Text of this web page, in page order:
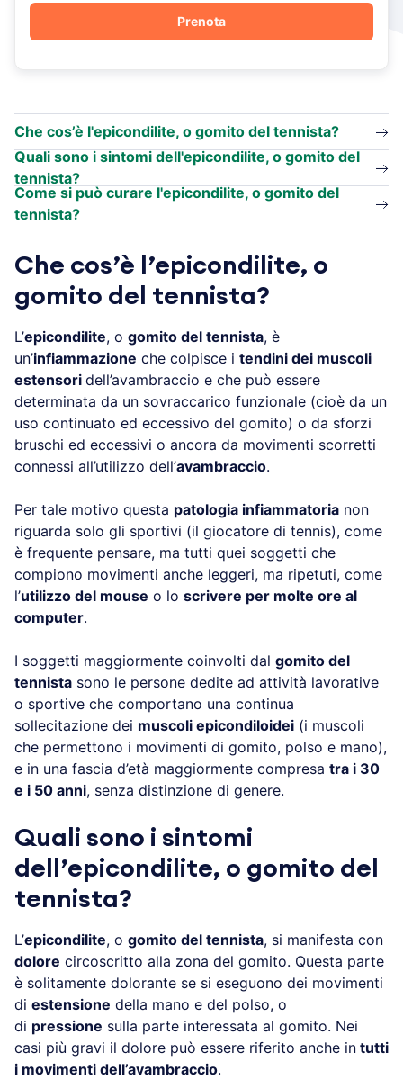
Che cos’è l'epicondilite, o gomito del tennista?
Quali sono i sintomi dell'epicondilite, o gomito del
tennista?
Come si può curare l'epicondilite, o gomito del
tennista?
Che cos’è l’epicondilite, o
gomito del tennista?
L’epicondilite, o gomito del tennista, è
un’infiammazione che colpisce i tendini dei muscoli
estensori dell’avambraccio e che può essere
determinata da un sovraccarico funzionale (cioè da un
uso continuato ed eccessivo del gomito) o da sforzi
bruschi ed eccessivi o ancora da movimenti scorretti
connessi all’utilizzo dell’avambraccio.
Per tale motivo questa patologia infiammatoria non
riguarda solo gli sportivi (il giocatore di tennis), come
è frequente pensare, ma tutti quei soggetti che
compiono movimenti anche leggeri, ma ripetuti, come
l’utilizzo del mouse o lo scrivere per molte ore al
computer.
I soggetti maggiormente coinvolti dal gomito del
tennista sono le persone dedite ad attività lavorative
o sportive che comportano una continua
sollecitazione dei muscoli epicondiloidei (i muscoli
che permettono i movimenti di gomito, polso e mano),
e in una fascia d’età maggiormente compresa tra i 30
e i 50 anni, senza distinzione di genere.
Quali sono i sintomi
dell’epicondilite, o gomito del
tennista?
L’epicondilite, o gomito del tennista, si manifesta con
dolore circoscritto alla zona del gomito. Questa parte
è solitamente dolorante se si eseguono dei movimenti
di estensione della mano e del polso, o
di pressione sulla parte interessata al gomito. Nei
casi più gravi il dolore può essere riferito anche in tutti
i movimenti dell’avambraccio.